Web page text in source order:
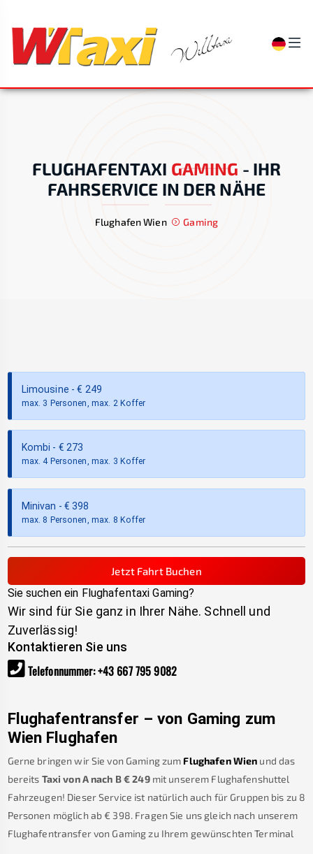
FLUGHAFENTAXI GAMING - IHR
FAHRSERVICE IN DER NÄHE
Flughafen Wien Gaming
Limousine - € 249
max. 3 Personen, max. 2 Koffer
Kombi - € 273
max. 4 Personen, max. 3 Koffer
Minivan - €398
max. 8 Personen, max. 8 Koffer
Jetzt Fahrt Buchen
Sie suchen ein Flughafentaxi Gaming?
Wir sind für Sie ganz in Ihrer Nähe. Schnell und
Zuverlässig!
Kontaktieren Sie uns
Telefonnummer:+43 667 795 9082
Flughafentransfer – von Gaming zum
Wien Flughafen
Gerne bringen wir Sie von Gamingzum Flughafen Wien und das
bereits Taxi von A nach B€249 mit unserem Flughafenshuttel
Fahrzeugen! Dieser Service ist natürlich auch für Gruppen bis zu 8
Personen möglich ab € 398. Fragen Sie uns gleich nach unserem
Flughafentransfer von Gaming zu Ihrem gewünschten Terminal